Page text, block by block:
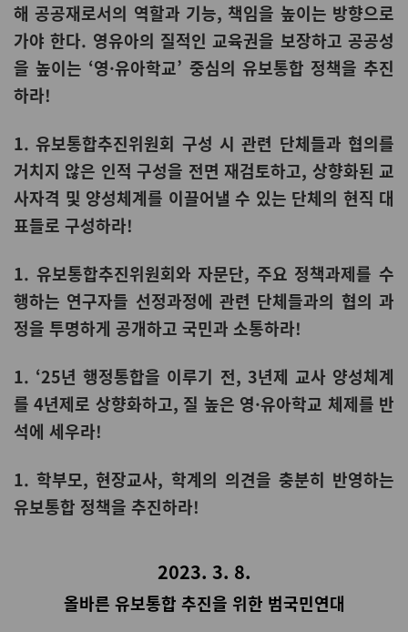
해 공공재로서의 역할과 기능, 책임을 높이는 방향으로
가야 한다. 영유아의 질적인 교육권을 보장하고 공공성
을 높이는 ‘영·유아학교’ 중심의 유보통합 정책을 추진
하라!
1. 유보통합추진위원회 구성 시 관련 단체들과 협의를
거치지 않은 인적 구성을 전면 재검토하고, 상향화된 교
사자격 및 양성체계를 이끌어낼 수 있는 단체의 현직 대
표들로 구성하라!
1. 유보통합추진위원회와 자문단, 주요 정책과제를 수
행하는 연구자들 선정과정에 관련 단체들과의 협의 과
정을 투명하게 공개하고 국민과 소통하라!
1. ‘25년 행정통합을 이루기 전, 3년제 교사 양성체계
를 4년제로 상향화하고, 질 높은 영·유아학교 체제를 반
석에 세우라!
1. 학부모, 현장교사, 학계의 의견을 충분히 반영하는
유보통합 정책을 추진하라!
2023. 3. 8.
올바른 유보통합 추진을 위한 범국민연대